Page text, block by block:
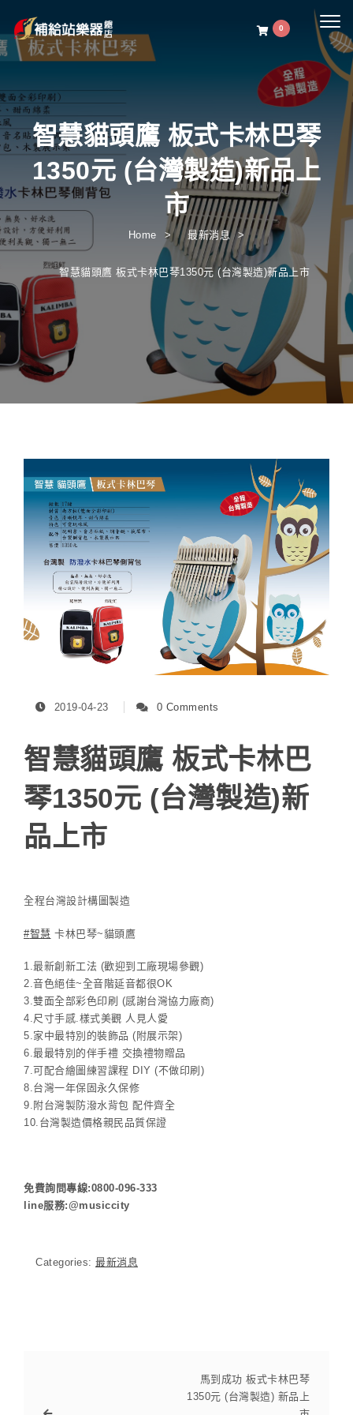
0
智慧貓頭鷹 板式卡林巴琴
1350元 (台灣製造)新品上
市
Home 最新消息
智慧貓頭鷹 板式卡林巴琴1350元 (台灣製造)新品上市
2019-04-23 0 Comments
智慧貓頭鷹 板式卡林巴
琴1350元 (台灣製造)新
品上市
全程台灣設計構圖製造
#智慧 卡林巴琴~貓頭鷹
1.最新創新工法 (歡迎到工廠現場參觀)
2.音色絕佳~全音階延音都很OK
3.雙面全部彩色印刷 (感謝台灣協力廠商)
4.尺寸手感.樣式美觀 人見人愛
5.家中最特別的裝飾品 (附展示架)
6.最最特別的伴手禮 交換禮物贈品
7.可配合繪圖練習課程 DIY (不做印刷)
8.台灣一年保固永久保修
9.附台灣製防潑水背包 配件齊全
10.台灣製造價格親民品質保證
免費詢問專線:0800-096-333
line服務:@musiccity
Categories: 最新消息
馬到成功 板式卡林巴琴
1350元 (台灣製造) 新品上